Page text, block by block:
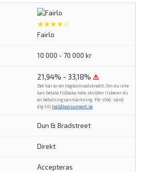
★★★★☆
Fairlo
10 000 - 70 000 kr
21,94% - 33,18% ⚠
Det här är en högkostnadskredit. Om du inte
kan betala tillbaka hela skulden riskerar du
en betalningsanmärkning. För stöd, vänd
dig till hallåkonsument.se
Dun & Bradstreet
Direkt
Accepteras